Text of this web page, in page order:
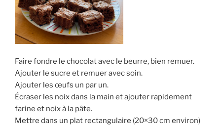
Faire fondre le chocolat avec le beurre, bien remuer.
Ajouter le sucre et remuer avec soin.
Ajouter les œufs un par un.
Écraser les noix dans la main et ajouter rapidement
farine et noix à la pâte.
Mettre dans un plat rectangulaire (20×30 cm environ)